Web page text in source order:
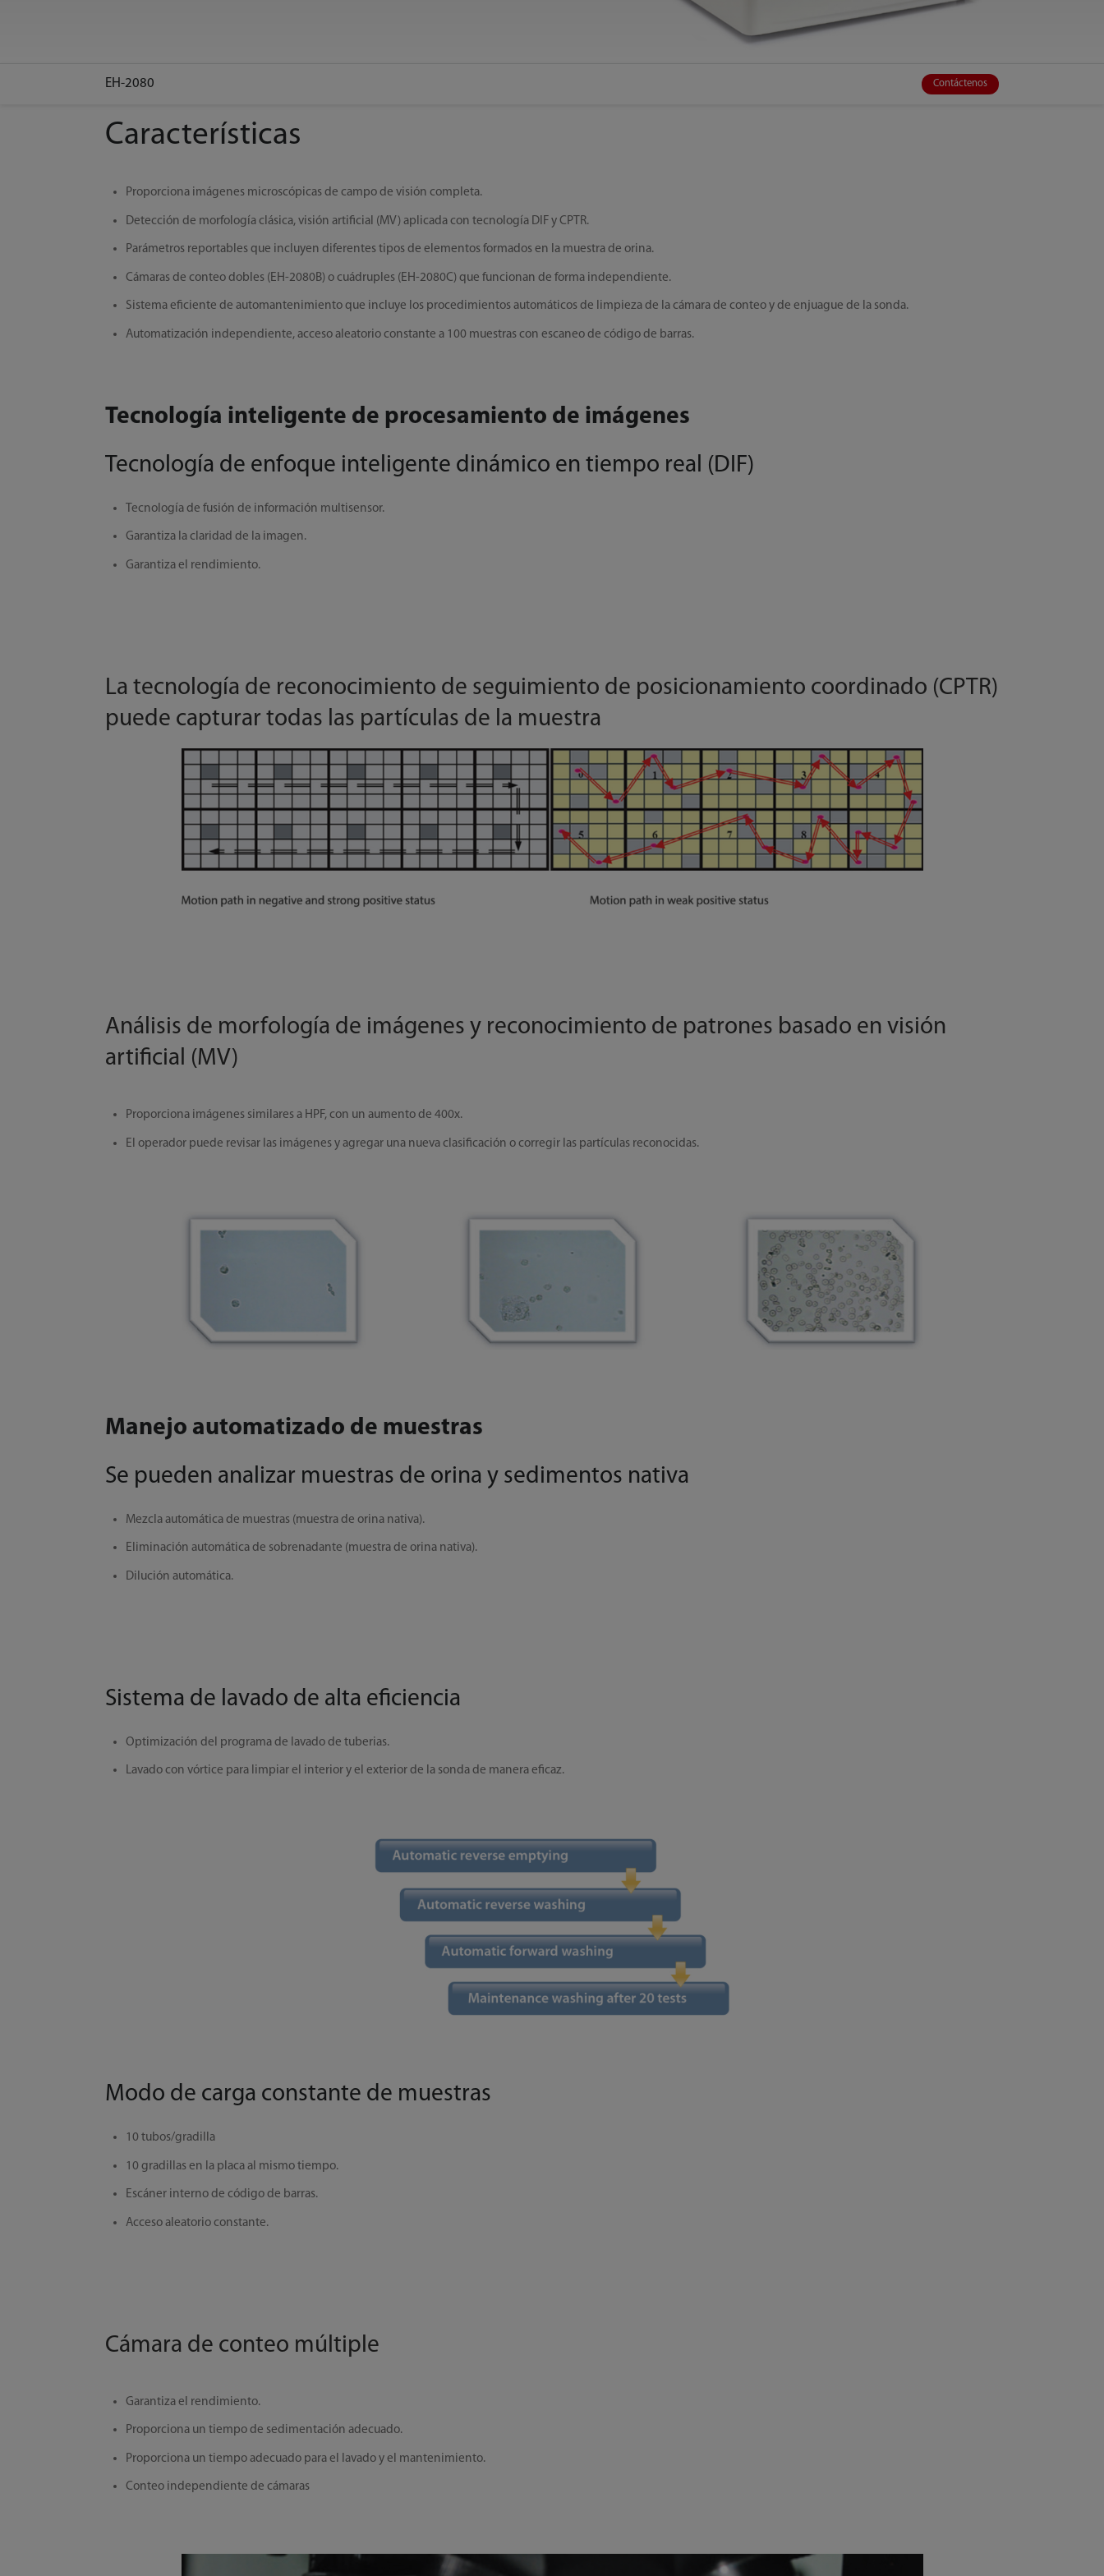
EH-2080 Contáctenos
Características
Proporciona imágenes microscópicas de campo de visión completa.
Detección de morfología clásica, visión artificial (MV) aplicada con tecnología DIF y CPTR.
Parámetros reportables que incluyen diferentes tipos de elementos formados en la muestra de orina.
Cámaras de conteo dobles (EH-2080B) o cuádruples (EH-2080C) que funcionan de forma independiente.
Sistema eficiente de automantenimiento que incluye los procedimientos automáticos de limpieza de la cámara de conteo y de enjuague de la sonda.
Automatización independiente, acceso aleatorio constante a 100 muestras con escaneo de código de barras.
Tecnología inteligente de procesamiento de imágenes
Tecnología de enfoque inteligente dinámico en tiempo real (DIF)
Tecnología de fusión de información multisensor.
Garantiza la claridad de la imagen.
Garantiza el rendimiento.
La tecnología de reconocimiento de seguimiento de posicionamiento coordinado (CPTR)
puede capturar todas las partículas de la muestra
Análisis de morfología de imágenes y reconocimiento de patrones basado en visión
artificial (MV)
Proporciona imágenes similares a HPF, con un aumento de 400x.
El operador puede revisar las imágenes y agregar una nueva clasificación o corregir las partículas reconocidas.
Manejo automatizado de muestras
Se pueden analizar muestras de orina y sedimentos nativa
Mezcla automática de muestras (muestra de orina nativa).
Eliminación automática de sobrenadante (muestra de orina nativa).
Dilución automática.
Sistema de lavado de alta eficiencia
Optimización del programa de lavado de tuberias.
Lavado con vórtice para limpiar el interior y el exterior de la sonda de manera eficaz.
Modo de carga constante de muestras
10 tubos/gradilla
10 gradillas en la placa al mismo tiempo.
Escáner interno de código de barras.
Acceso aleatorio constante.
Cámara de conteo múltiple
Garantiza el rendimiento.
Proporciona un tiempo de sedimentación adecuado.
Proporciona un tiempo adecuado para el lavado y el mantenimiento.
Conteo independiente de cámaras